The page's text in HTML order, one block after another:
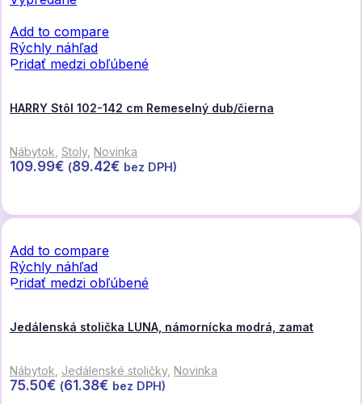
Add to compare
Rýchly náhľad
Pridať medzi obľúbené
HARRY Stôl 102-142 cm Remeselný dub/čierna
Nábytok Stoly, Novinka
109.99€ (89.42€ bez DPH)
Add to compare
Rýchly náhľad
Pridať medzi obľúbené
Jedálenská stolička LUNA, námornícka modrá, zamat
Nábytok Jedálenské stoličky, Novinka
75.50€ (61.38€ bez DPH)